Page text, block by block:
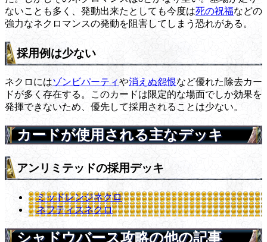
ないことも多く、発動出来たとしても今度は死の祝福などの
強力なネクロマンスの発動を阻害してしまう恐れがある。
採用例は少ない
ネクロにはゾンビパーティや消えぬ怨恨など優れた除去カー
ドが多く存在する。このカードは限定的な場面でしか効果を
発揮できないため、優先して採用されることは少ない。
カードが使用される主なデッキ
アンリミテッドの採用デッキ
ミッドレンジネクロ
ネフティスネクロ
シャドウバース攻略の他の記事